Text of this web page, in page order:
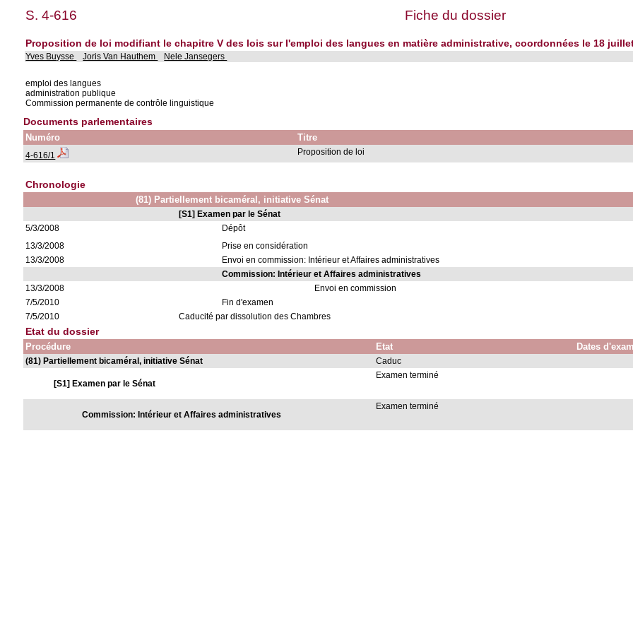
S. 4-616 Fiche du dossier
Proposition de loi modifiant le chapitre V des lois sur l'emploi des langues en matière administrative, coordonnées le 18
Yves Buysse Joris Van Hauthem Nele Jansegers
emploi des langues
administration publique
Commission permanente de contrôle linguistique
Documents parlementaires
Numéro Titre
4-616/1 Proposition de loi
Chronologie
(81) Partiellement bicaméral, initiative Sénat
[S1] Examen par le Sénat
5/3/2008
Dépôt
13/3/2008
Prise en considération
13/3/2008
Envoi en commission: Intérieur et Affaires administratives
Commission: Intérieur et Affaires administratives
13/3/2008
Envoi en commission
7/5/2010
Fin d'examen
7/5/2010
Caducité par dissolution des Chambres
Etat du dossier
Procédure Etat Dates
(81) Partiellement bicaméral, initiative Sénat Caduc
[S1] Examen par le Sénat
Examen terminé
Commission: Intérieur et Affaires administratives
Examen terminé